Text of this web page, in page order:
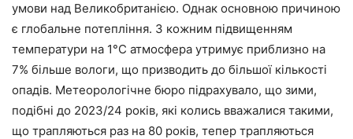
умови над Великобританією. Однак основною причиною
є глобальне потепління. З кожним підвищенням
температури на 1°C атмосфера утримує приблизно на
7% більше вологи, що призводить до більшої кількості
опадів. Метеорологічне бюро підрахувало, що зими,
подібні до 2023/24 років, які колись вважалися такими,
що трапляються раз на 80 років, тепер трапляються